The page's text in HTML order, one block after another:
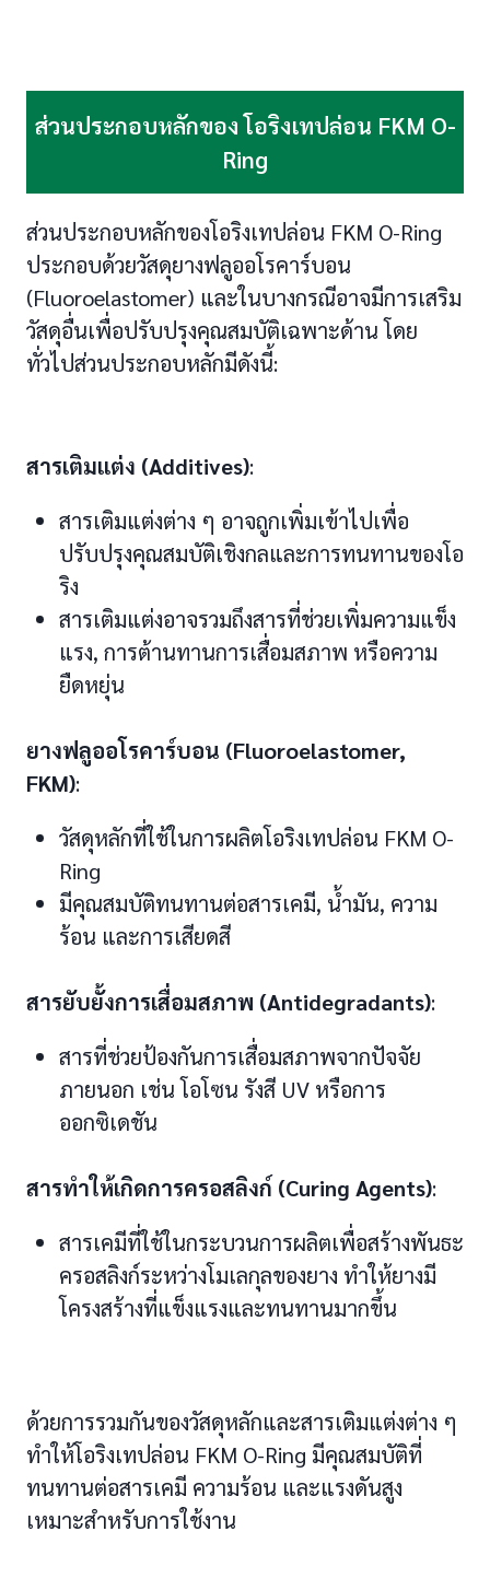
ส่วนประกอบหลักของ โอริงเทปล่อน FKM O-
Ring
ส่วนประกอบหลักของโอริงเทปล่อน FKM O-Ring
ประกอบด้วยวัสดุยางฟลูออโรคาร์บอน
(Fluoroelastomer) และในบางกรณีอาจมีการเสริม
วัสดุอื่นเพื่อปรับปรุงคุณสมบัติเฉพาะด้าน โดย
ทั่วไปส่วนประกอบหลักมีดังนี้:
สารเติมแต่ง (Additives):
สารเติมแต่งต่าง ๆ อาจถูกเพิ่มเข้าไปเพื่อ
ปรับปรุงคุณสมบัติเชิงกลและการทนทานของโอ
ริง
สารเติมแต่งอาจรวมถึงสารที่ช่วยเพิ่มความแข็ง
แรง, การต้านทานการเสื่อมสภาพ หรือความ
ยืดหยุ่น
ยางฟลูออโรคาร์บอน (Fluoroelastomer,
FKM):
วัสดุหลักที่ใช้ในการผลิตโอริงเทปล่อน FKM O-
Ring
มีคุณสมบัติทนทานต่อสารเคมี, น้ำมัน, ความ
ร้อน และการเสียดสี
สารยับยั้งการเสื่อมสภาพ (Antidegradants):
สารที่ช่วยป้องกันการเสื่อมสภาพจากปัจจัย
ภายนอก เช่น โอโซน รังสี UV หรือการ
ออกซิเดชัน
สารทำให้เกิดการครอสลิงก์ (Curing Agents):
สารเคมีที่ใช้ในกระบวนการผลิตเพื่อสร้างพันธะ
ครอสลิงก์ระหว่างโมเลกุลของยาง ทำให้ยางมี
โครงสร้างที่แข็งแรงและทนทานมากขึ้น
ด้วยการรวมกันของวัสดุหลักและสารเติมแต่งต่าง ๆ
ทำให้โอริงเทปล่อน FKM O-Ring มีคุณสมบัติที่
ทนทานต่อสารเคมี ความร้อน และแรงดันสูง
เหมาะสำหรับการใช้งาน